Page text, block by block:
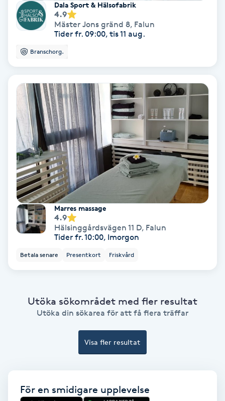
HIFU
Hot yoga
Hudföryngring
Huduppstramning
Hudvård
Hyaluronsyra
Hypnos
Hårborttagning
Dala Sport & Hälsofabrik
4.9
Mäster Jons gränd 8, Falun
Tider fr. 09:00, tis 11 aug.
Branschorg.
Marres massage
4.9
Hälsinggårdsvägen 11 D, Falun
Tider fr. 10:00, Imorgon
Betala senare Presentkort Friskvård
Utöka sökområdet med fler resultat
Utöka din sökarea för att få flera träffar
Visa fler resultat
För en smidigare upplevelse